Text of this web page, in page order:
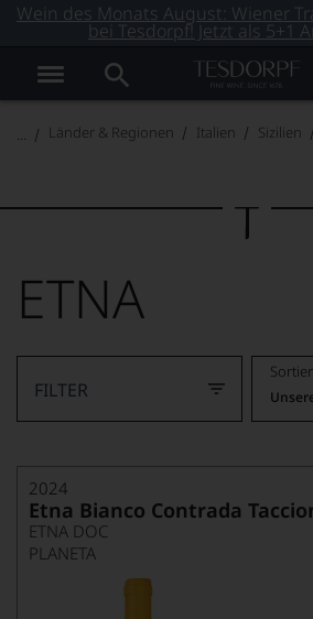
Wein des Monats August: Wiener
bei Tesdorpf! Jetzt als 5+1
Länder & Regionen Italien Sizilien
ETNA
FILTER
2024
Etna Bianco Contrada
ETNA DOC
PLANETA